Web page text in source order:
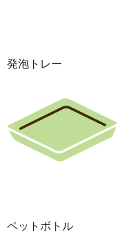
発泡トレー
ペットボトル